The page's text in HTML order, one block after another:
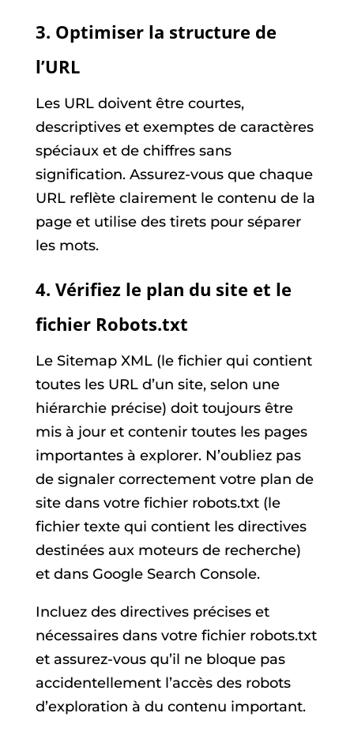
3. Optimiser la structure de
l’URL
Les URL doivent être courtes,
descriptives et exemptes de caractères
spéciaux et de chiffres sans
signification. Assurez-vous que chaque
URL reflète clairement le contenu de la
page et utilise des tirets pour séparer
les mots.
4. Vérifiez le plan du site et le
fichier Robots.txt
Le Sitemap XML (le fichier qui contient
toutes les URL d’un site, selon une
hiérarchie précise) doit toujours être
mis à jour et contenir toutes les pages
importantes à explorer. N’oubliez pas
de signaler correctement votre plan de
site dans votre fichier robots.txt (le
fichier texte qui contient les directives
destinées aux moteurs de recherche)
et dans Google Search Console.
Incluez des directives précises et
nécessaires dans votre fichier robots.txt
et assurez-vous qu’il ne bloque pas
accidentellement l’accès des robots
d’exploration à du contenu important.